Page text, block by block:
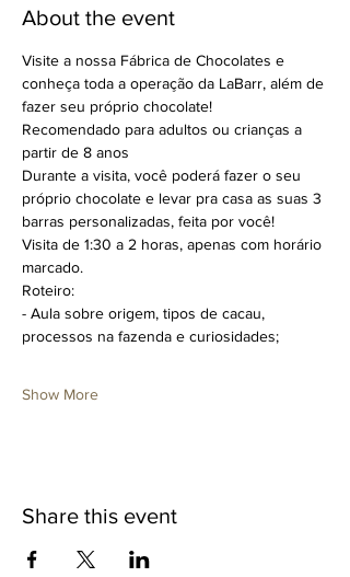
About the event
Visite a nossa Fábrica de Chocolates e
conheça toda a operação da LaBarr, além de
fazer seu próprio chocolate!
Recomendado para adultos ou crianças a
partir de 8 anos
Durante a visita, você poderá fazer o seu
próprio chocolate e levar pra casa as suas 3
barras personalizadas, feita por você!
Visita de 1:30 a 2 horas, apenas com horário
marcado.
Roteiro:
- Aula sobre origem, tipos de cacau,
processos na fazenda e curiosidades;
Show More
Share this event